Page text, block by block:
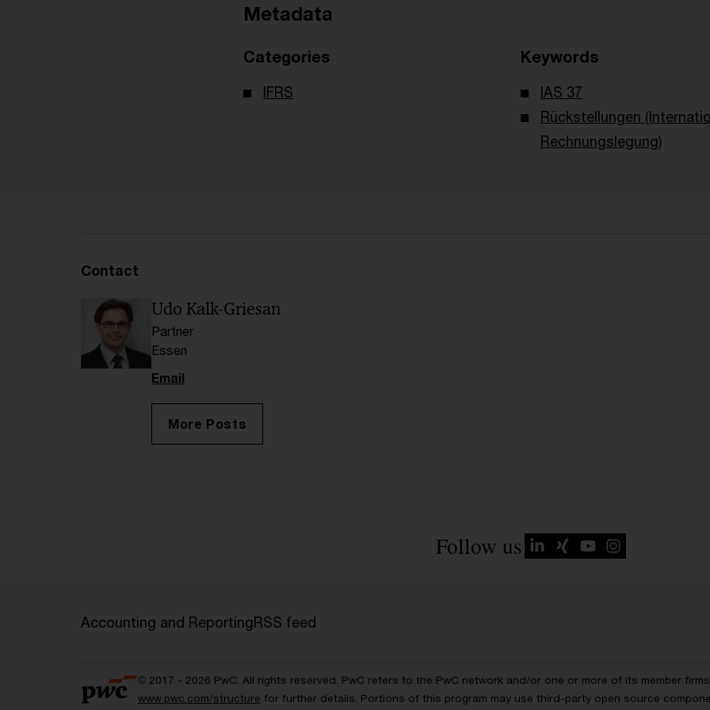
Metadata
Categories
IFRS
Keywords
IAS 37
Rückstellungen
Rechnungslegung)
Contact
Udo Kalk-Griesan
Partner
Essen
Email
More Posts
Follow us
Accounting and ReportingRSS feed
© 2017 - 2026 PwC. All rights reserved. PwC refers to the PwC network and/or one or more of its member
www.pwc.com/structure for further details. Portions of this program may use third-party open source